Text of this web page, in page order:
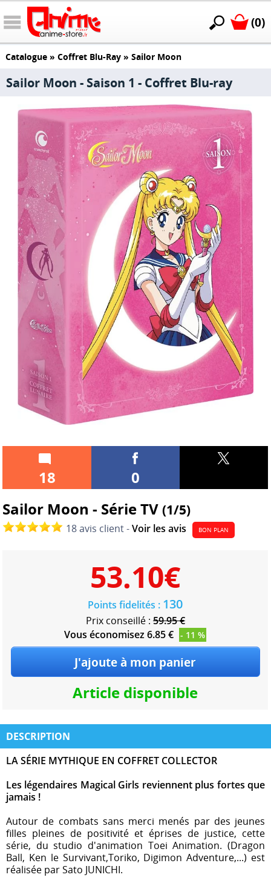
(0)
Catalogue» Coffret Blu-Ray» Sailor Moon
Sailor Moon - Saison 1 - Coffret Blu-ray
18
0
Sailor Moon - Série TV(1/5)
18 avis client -Voir les avis BON PLAN
53.10€
Points fidelités : 130
Prix conseillé : 59.95 €
Vous économisez 6.85 €
- 11 %
Article disponible
DESCRIPTION
LA SÉRIE MYTHIQUE EN COFFRET COLLECTOR
Les légendaires Magical Girls reviennent plus fortes que
jamais !
Autour de combats sans merci menés par des jeunes
filles pleines de positivité et éprises de justice, cette
série, du studio d'animation Toei Animation. (Dragon
Ball, Ken le Survivant,Toriko, Digimon Adventure,...) est
réalisée par Sato JUNICHI.